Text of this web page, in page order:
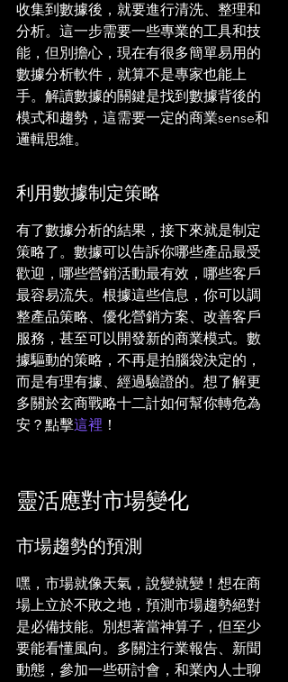
收集到數據後，就要進行清洗、整理和
分析。這一步需要一些專業的工具和技
能，但別擔心，現在有很多簡單易用的
數據分析軟件，就算不是專家也能上
手。解讀數據的關鍵是找到數據背後的
模式和趨勢，這需要一定的商業sense和
邏輯思維。
利用數據制定策略
有了數據分析的結果，接下來就是制定
策略了。數據可以告訴你哪些產品最受
歡迎，哪些營銷活動最有效，哪些客戶
最容易流失。根據這些信息，你可以調
整產品策略、優化營銷方案、改善客戶
服務，甚至可以開發新的商業模式。數
據驅動的策略，不再是拍腦袋決定的，
而是有理有據、經過驗證的。想了解更
多關於玄商戰略十二計如何幫你轉危為
安？點擊這裡 ！
靈活應對市場變化
市場趨勢的預測
嘿，市場就像天氣，說變就變！想在商
場上立於不敗之地，預測市場趨勢絕對
是必備技能。別想著當神算子，但至少
要能看懂風向。多關注行業報告、新聞
動態，參加一些研討會，和業內人士聊